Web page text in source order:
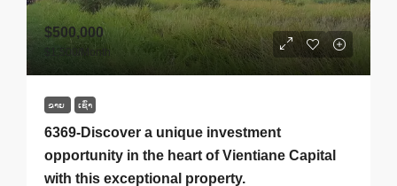
$500,000
$1,500/Month
ຂາຍ ເຊົ່າ
6369-Discover a unique investment
opportunity in the heart of Vientiane Capital
with this exceptional property.